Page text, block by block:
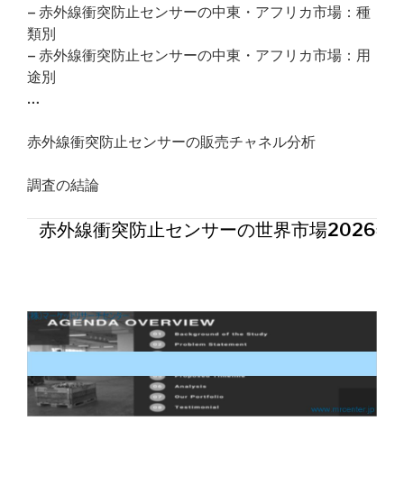
– 赤外線衝突防止センサーの中東・アフリカ市場：種
類別
– 赤外線衝突防止センサーの中東・アフリカ市場：用
途別
…
赤外線衝突防止センサーの販売チャネル分析
調査の結論
赤外線衝突防止センサーの世界市場2026年